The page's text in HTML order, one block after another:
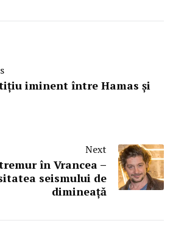
iminent între Hamas și
Next
în Vrancea –
seismului de
dimineață